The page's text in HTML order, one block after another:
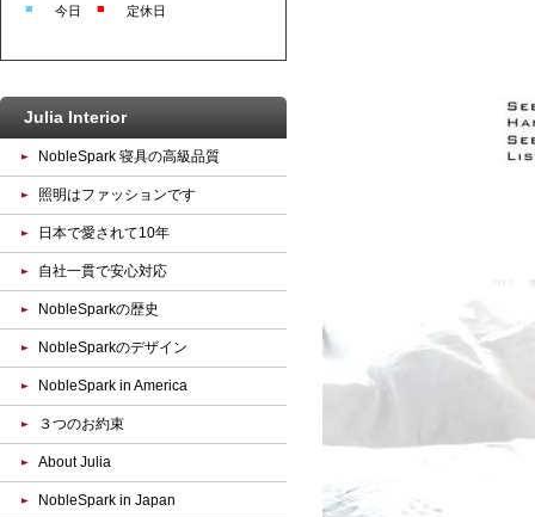
■ 今日 ■ 定休日
Julia Interior
NobleSpark 寝具の高級品質
照明はファッションです
日本で愛されて10年
自社一貫で安心対応
NobleSparkの歴史
NobleSparkのデザイン
NobleSpark in America
３つのお約束
About Julia
NobleSpark in Japan